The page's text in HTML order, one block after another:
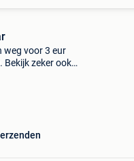
weg voor 3 eur
Bekijk zeker ook